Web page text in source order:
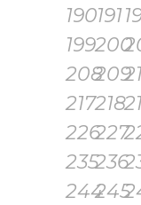
190191
199200
208209
217218
226227
235236
244245